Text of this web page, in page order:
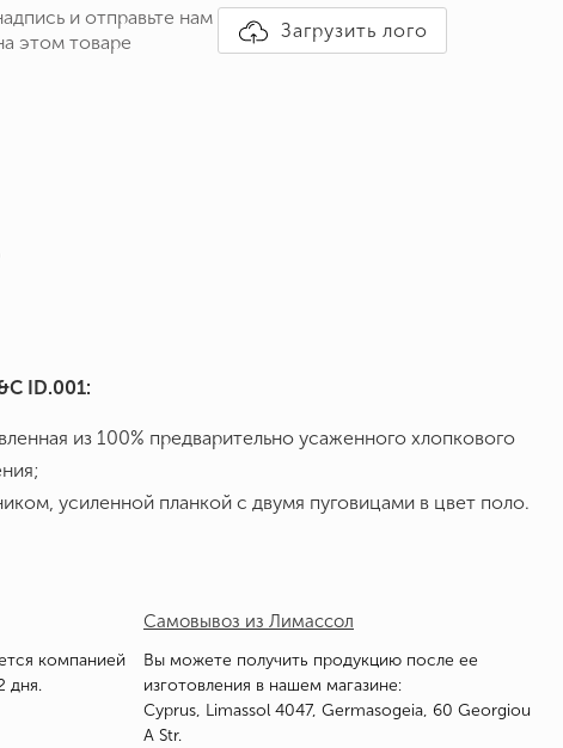
и отправьте нам
этом товаре
Загрузить лого
ID.001:
из 100% предварительно усаженного хлопкового
усиленной планкой с двумя пуговицами в цвет поло.
компанией
дня.
Самовывоз из Лимассол
Вы можете получить продукцию после ее
изготовления в нашем магазине:
Cyprus, Limassol 4047, Germasogeia, 60 Georgiou
A Str.